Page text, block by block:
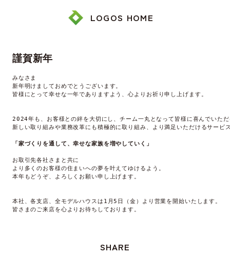
LOGOS HOME
謹賀新年
みなさま
新年明けましておめでとうございます。
皆様にとって幸せな一年でありますよう、心よりお祈り申し上げます。
2024年も、お客様との絆を大切にし、チーム一丸となって皆様に喜んでいた
新しい取り組みや業務改革にも積極的に取り組み、より満足いただけるサービ
「家づくりを通して、幸せな家族を増やしていく」
お取引先各社さまと共に
より多くのお客様の住まいへの夢を叶えてゆけるよう。
本年もどうぞ、よろしくお願い申し上げます。
本社、各支店、全モデルハウスは1月5日（金）より営業を開始いたします。
皆さまのご来店を心よりお待ちしております。
SHARE